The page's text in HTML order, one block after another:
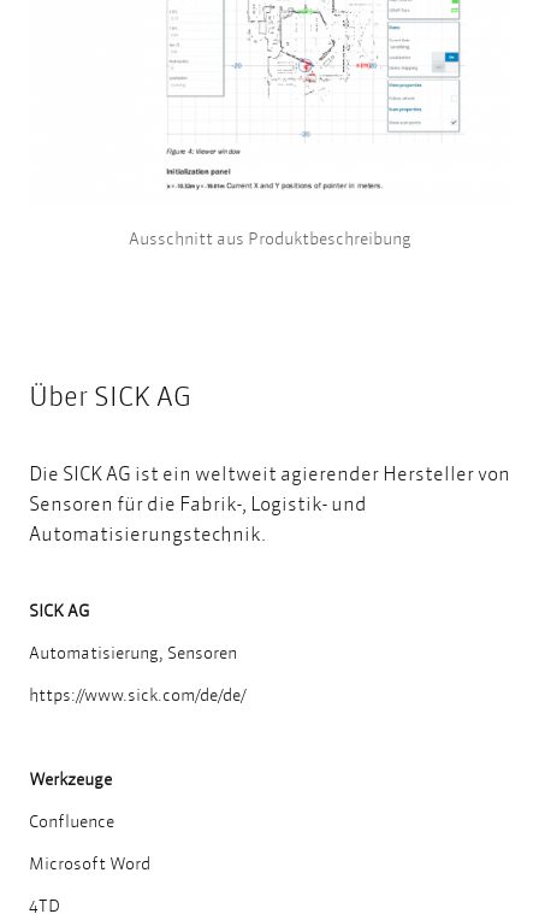
Ausschnitt aus Produktbeschreibung
Über SICK AG
Die SICK AG ist ein weltweit agierender Hersteller von
Sensoren für die Fabrik-, Logistik- und
Automatisierungstechnik.
SICK AG
Automatisierung, Sensoren
https://www.sick.com/de/de/
Werkzeuge
Confluence
Microsoft Word
4TD